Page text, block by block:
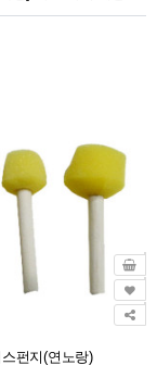
펀지(연노랑)